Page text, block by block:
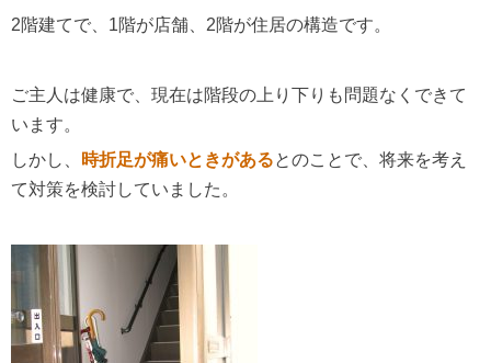
2階建てで、1階が店舗、2階が住居の構造です。
ご主人は健康で、現在は階段の上り下りも問題なくできて
います。
しかし、
時折足が痛いときがあるとのことで、将来を考え
て対策を検討していました。